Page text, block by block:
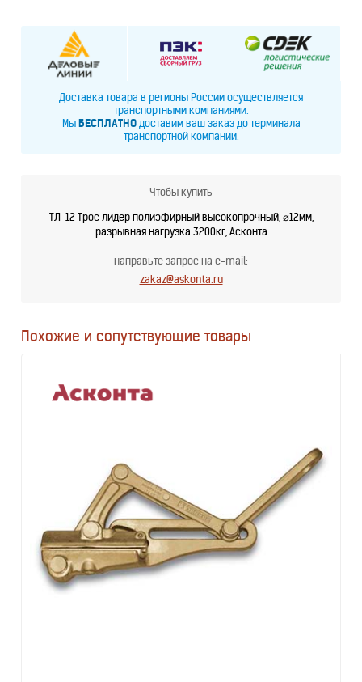
Доставка товара в регионы России осуществляется
транспортными компаниями.
МыБЕСПЛАТНОдоставим ваш заказ до терминала
транспортной компании.
Чтобы купить
ТЛ-12 Трос лидер полиэфирный высокопрочный, ⌀12мм,
разрывная нагрузка 3200кг, Асконта
направьте запрос на e-mail:
zakaz@askonta.ru
Похожие и сопутствующие товары